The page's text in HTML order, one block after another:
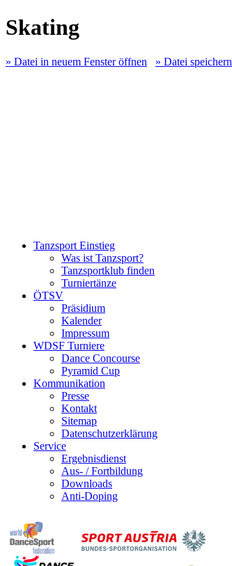
Skating
» Datei in neuem Fenster öffnen » Datei speichern
Tanzsport Einstieg
Was ist Tanzsport?
Tanzsportklub finden
Turniertänze
ÖTSV
Präsidium
Kalender
Impressum
WDSF Turniere
Dance Concourse
Pyramid Cup
Kommunikation
Presse
Kontakt
Sitemap
Datenschutzerklärung
Service
Ergebnisdienst
Aus- / Fortbildung
Downloads
Anti-Doping